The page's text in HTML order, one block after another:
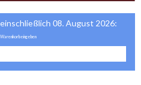
08. August 2026: